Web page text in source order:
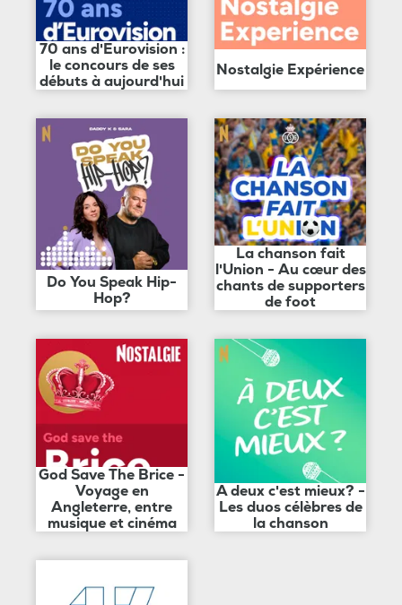
70 ans d'Eurovision :
le concours de ses
débuts à aujourd'hui
Nostalgie Expérience
Do You Speak Hip-
Hop?
La chanson fait
l'Union - Au cœur des
chants de supporters
de foot
God Save The Brice -
Voyage en
Angleterre, entre
musique et cinéma
A deux c'est mieux? -
Les duos célèbres de
la chanson